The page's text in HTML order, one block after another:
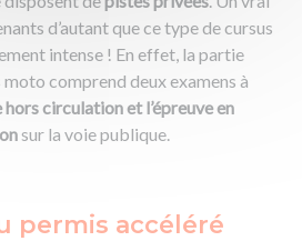
d’autant que ce type de cursus
intense ! En effet, la partie
comprend deux examens à
hors circulation et l’épreuve en
sur la voie publique.
permis accéléré